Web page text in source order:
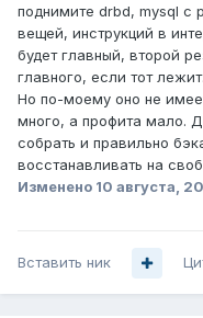
поднимите drbd, mysql с
вещей, инструкций в
будет главный, второй
главного, если тот лежит.
Но по-моему оно не
много, а профита мало.
собрать и правильно
восстанавливать на
Изменено 10 августа,
Вставить ник